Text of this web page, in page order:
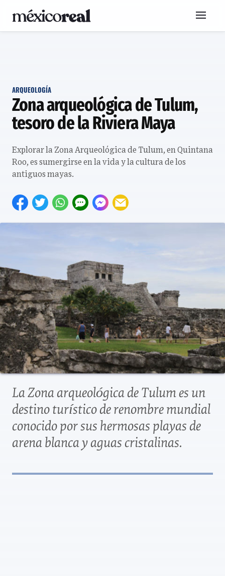
ARQUEOLOGÍA
Zona arqueológica de Tulum,
tesoro de la Riviera Maya
Explorar la Zona Arqueológica de Tulum, en Quintana
Roo, es sumergirse en la vida y la cultura de los
antiguos mayas.
La Zona arqueológica de Tulum es un
destino turístico de renombre mundial
conocido por sus hermosas playas de
arena blanca y aguas cristalinas.